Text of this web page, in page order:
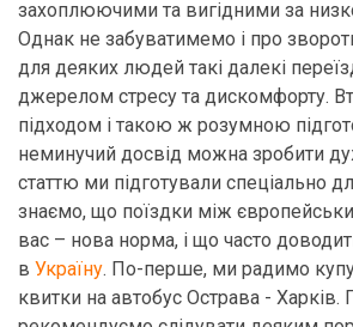
захоплюючими та вигідними за
Однак не забуватимемо і про
для деяких людей такі далекі
джерелом стресу та дискомфорту.
підходом і такою ж розумною
неминучий досвід можна зробити
статтю ми підготували спеціально
знаємо, що поїздки між
вас – нова норма, і що часто
в Україну. По-перше, ми радимо
квитки на автобус Острава - Харків.